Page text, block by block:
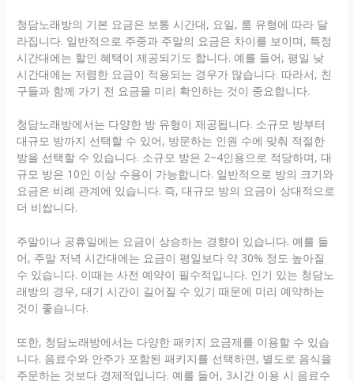
청담노래방의 기본 요금은 보통 시간대, 요일, 룸 유형에 따라 달
라집니다. 일반적으로 주중과 주말의 요금은 차이를 보이며, 특정
시간대에는 할인 혜택이 제공되기도 합니다. 예를 들어, 평일 낮
시간대에는 저렴한 요금이 적용되는 경우가 많습니다. 따라서, 친
구들과 함께 가기 전 요금을 미리 확인하는 것이 중요합니다.
청담노래방에서는 다양한 방 유형이 제공됩니다. 소규모 방부터
대규모 방까지 선택할 수 있어, 방문하는 인원 수에 맞춰 적절한
방을 선택할 수 있습니다. 소규모 방은 2~4인용으로 적당하며, 대
규모 방은 10인 이상 수용이 가능합니다. 일반적으로 방의 크기와
요금은 비례 관계에 있습니다. 즉, 대규모 방의 요금이 상대적으로
더 비쌉니다.
주말이나 공휴일에는 요금이 상승하는 경향이 있습니다. 예를 들
어, 주말 저녁 시간대에는 요금이 평일보다 약 30% 정도 높아질
수 있습니다. 이때는 사전 예약이 필수적입니다. 인기 있는 청담노
래방의 경우, 대기 시간이 길어질 수 있기 때문에 미리 예약하는
것이 좋습니다.
또한, 청담노래방에서는 다양한 패키지 요금제를 이용할 수 있습
니다. 음료수와 안주가 포함된 패키지를 선택하면, 별도로 음식을
주문하는 것보다 경제적입니다. 예를 들어, 3시간 이용 시 음료수